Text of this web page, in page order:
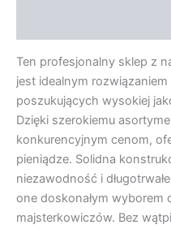
Ten profesjonalny sklep z
jest idealnym
poszukujących wysokiej
Dzięki szerokiemu
konkurencyjnym cenom,
pieniądze. Solidna
niezawodność i
one doskonałym wyborem
majsterkowiczów. Bez